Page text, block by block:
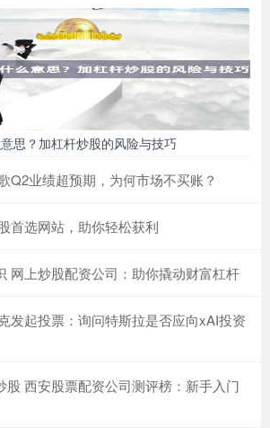
思？加杠杆炒股的风险与技巧
Q2业绩超预期，为何市场不买账？
首选网站，助你轻松获利
网上炒股配资公司：助你撬动财富杠杆
发起投票：询问特斯拉是否应向xAI投资
股 西安股票配资公司测评榜：新手入门